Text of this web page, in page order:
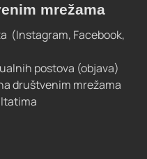
mrežama
(Instagram, Facebook,
postova (objava)
društvenim mrežama